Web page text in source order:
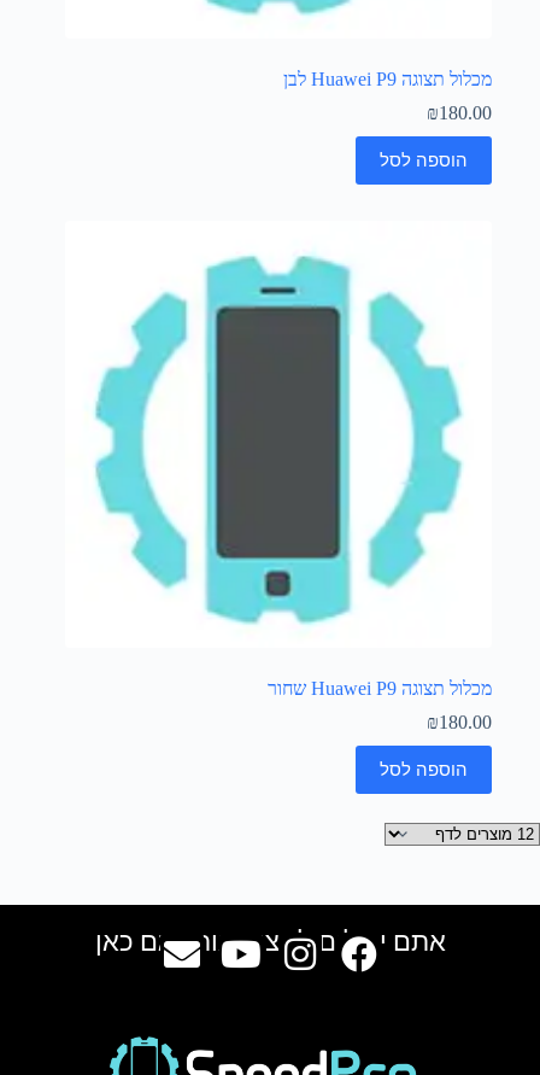
מכלול תצוגה Huawei P9 לבן
₪180.00
הוספה לסל
מכלול תצוגה Huawei P9 שחור
₪180.00
הוספה לסל
אתם יכולים למצוא אותנו גם כאן